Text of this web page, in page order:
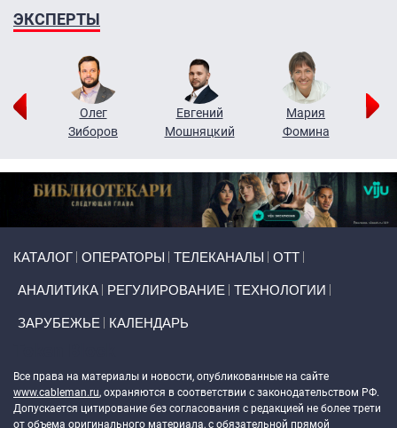
ЭКСПЕРТЫ
Олег
Зиборов
Евгений
Мошняцкий
Мария
Фомина
КАТАЛОГ ОПЕРАТОРЫ ТЕЛЕКАНАЛЫ ОТТ
АНАЛИТИКА РЕГУЛИРОВАНИЕ ТЕХНОЛОГИИ
ЗАРУБЕЖЬЕ КАЛЕНДАРЬ
Все права на материалы и новости, опубликованные на сайте
www.cableman.ru, охраняются в соответствии с законодательством РФ.
Допускается цитирование без согласования с редакцией не более трети
от объема оригинального материала, с обязательной прямой